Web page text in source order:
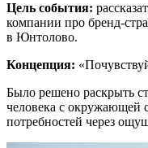
Цель события:
компании про бренд-
в Юнтолово.
Концепция:
Было решено раскрыть
человека с окружающей
потребностей через